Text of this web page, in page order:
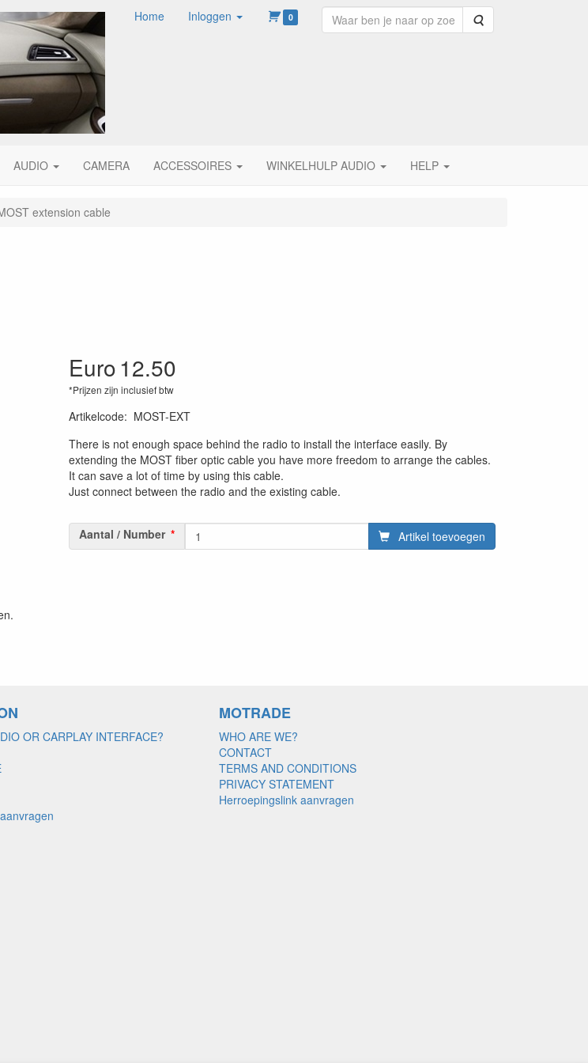
Home Inloggen 0 Zoeken
AUDIO CAMERA ACCESSOIRES WINKELHULP AUDIO HELP
extension cable
Euro12.50
*Prijzen zijn inclusief btw
Artikelcode: MOST-EXT
There is not enough space behind the radio to install the interface easily. By
extending the MOST fiber optic cable you have more freedom to arrange the cables.
It can save a lot of time by using this cable.
Just connect between the radio and the existing cable.
Aantal / Number Artikel toevoegen
OR CARPLAY INTERFACE?
MOTRADE
WHO ARE WE?
CONTACT
TERMS AND CONDITIONS
PRIVACY STATEMENT
Herroepingslink aanvragen